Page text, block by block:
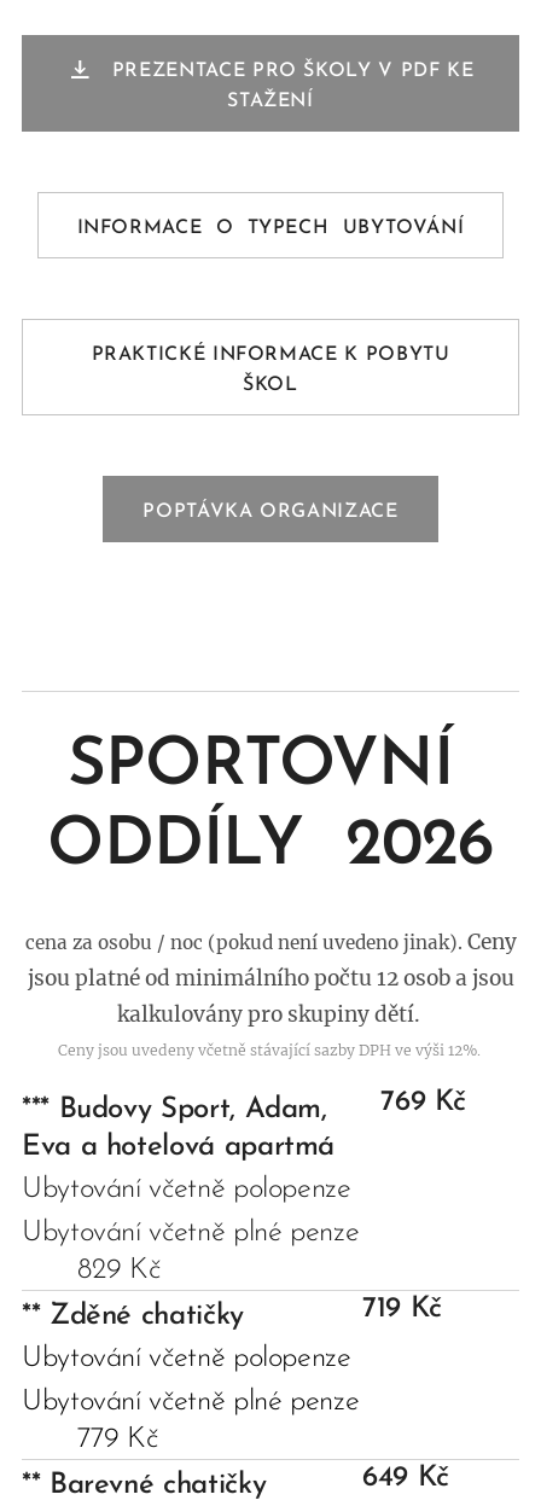
PREZENTACE PRO ŠKOLY V PDF KE
STAŽENÍ
INFORMACE O TYPECH UBYTOVÁNÍ
PRAKTICKÉ INFORMACE K POBYTU
ŠKOL
POPTÁVKA ORGANIZACE
SPORTOVNÍ
ODDÍLY 2026
cena za osobu / noc (pokud není uvedeno jinak). Ceny
jsou platné od minimálního počtu 12 osob a jsou
kalkulovány pro skupiny dětí.
Ceny jsou uvedeny včetně stávající sazby DPH ve výši 12%.
*** Budovy Sport, Adam,
Eva a hotelová apartmá
Ubytování včetně polopenze
Ubytování včetně plné penze
829 Kč
769 Kč
** Zděné chatičky
Ubytování včetně polopenze
Ubytování včetně plné penze
779 Kč
719 Kč
** Barevné chatičky
649 Kč